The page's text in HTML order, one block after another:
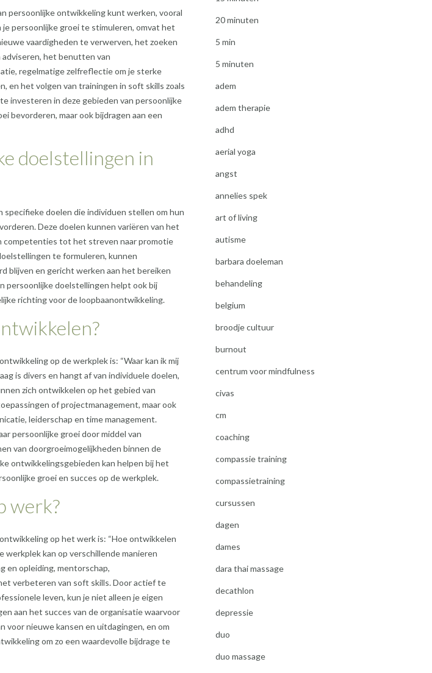
persoonlijke ontwikkeling kunt werken, vooral
persoonlijke groei te stimuleren, omvat het
vaardigheden te verwerven, het zoeken
het benutten van
regelmatige zelfreflectie om je sterke
het volgen van trainingen in soft skills zoals
investeren in deze gebieden van persoonlijke
bevorderen, maar ook bijdragen aan een
doelstellingen in
doelen die individuen stellen om hun
Deze doelen kunnen variëren van het
competenties tot het streven naar promotie
te formuleren, kunnen
blijven en gericht werken aan het bereiken
persoonlijke doelstellingen helpt ook bij
richting voor de loopbaanontwikkeling.
op de werkplek is: “Waar kan ik mij
is divers en hangt af van individuele doelen,
zich ontwikkelen op het gebied van
of projectmanagement, maar ook
leiderschap en time management.
persoonlijke groei door middel van
van doorgroeimogelijkheden binnen de
ontwikkelingsgebieden kan helpen bij het
groei en succes op de werkplek.
werk?
op het werk is: “Hoe ontwikkelen
werkplek kan op verschillende manieren
en opleiding, mentorschap,
verbeteren van soft skills. Door actief te
leven, kun je niet alleen je eigen
aan het succes van de organisatie waarvoor
voor nieuwe kansen en uitdagingen, en om
om zo een waardevolle bijdrage te
20 minuten
5 min
5 minuten
adem
adem therapie
adhd
aerial yoga
angst
annelies spek
art of living
autisme
barbara doeleman
behandeling
belgium
broodje cultuur
burnout
centrum voor mindfulness
civas
cm
coaching
compassie training
compassietraining
cursussen
dagen
dames
dara thai massage
decathlon
depressie
duo
duo massage